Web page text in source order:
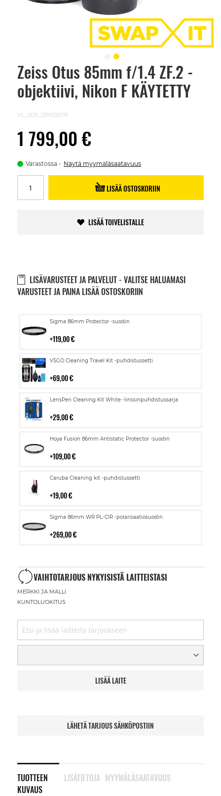
Zeiss Otus 85mm f/1.4 ZF.2 -
objektiivi, Nikon F KÄYTETTY
VL_003_229102676
1 799,00 €
Varastossa Näytä myymäläsaatavuus
LISÄÄ OSTOSKORIIN
LISÄÄ TOIVELISTALLE
LISÄVARUSTEET JA PALVELUT - VALITSE HALUAMASI
VARUSTEET JA PAINA LISÄÄ OSTOSKORIIN
Sigma 86mm Protector -suodin
119,00 €
Lisää
VSGO Cleaning Travel Kit -puhdistussetti
69,00 €
Lisää
LensPen Cleaning Kit White -linssinpuhdistussarja
29,00 €
Lisää
Hoya Fusion 86mm Antistatic Protector -suodin
109,00 €
Lisää
Caruba Cleaning kit -puhdistussetti
19,00 €
Lisää
Sigma 86mm WR PL-CIR -polarisaatiosuodin
269,00 €
Lisää
VAIHTOTARJOUS NYKYISISTÄ LAITTEISTASI
MERKKI JA MALLI
KUNTOLUOKITUS
LISÄÄ LAITE
LÄHETÄ TARJOUS SÄHKÖPOSTIIN
TUOTTEEN
KUVAUS
LISÄTIETOJA MYYMÄLÄSAATAVUUS
Skip
beginning
images